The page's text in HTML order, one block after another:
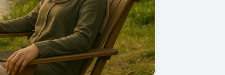
se rendant dans les
que Tunceli et Bingöl. Voici
de l'aéroport d'Elazığ à partir